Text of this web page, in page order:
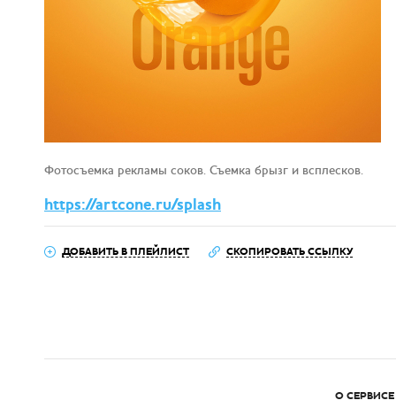
Фотосъемка рекламы соков. Съемка брызг и всплесков.
https://artcone.ru/splash
ДОБАВИТЬ В ПЛЕЙЛИСТ СКОПИРОВАТЬ ССЫЛКУ
О СЕРВИСЕ